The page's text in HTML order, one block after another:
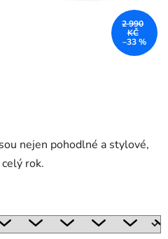
nejen pohodlné a stylové,
rok.
2 990
KČ
–33 %